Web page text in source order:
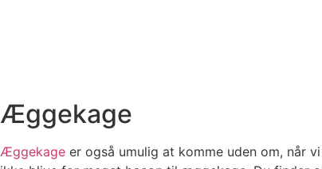
Æggekage
Æggekage er også umulig at komme uden om, når